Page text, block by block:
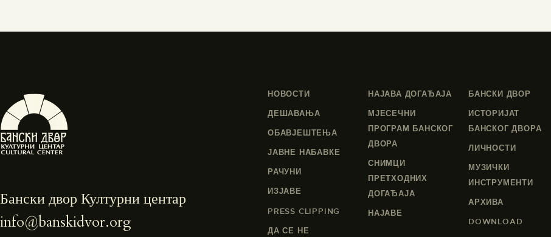
Бански двор Културни центар
info@banskidvor.org
НОВОСТИ
ДЕШАВАЊА
ОБАВЈЕШТЕЊА
ЈАВНЕ НАБАВКЕ
РАЧУНИ
ИЗЈАВЕ
PRESS CLIPPING
ДА СЕ НЕ
НАЈАВА ДОГАЂАЈА
МЈЕСЕЧНИ
ПРОГРАМ БАНСКОГ
ДВОРА
СНИМЦИ
ПРЕТХОДНИХ
ДОГАЂАЈА
НАЈАВЕ
БАНСКИ ДВОР
ИСТОРИЈАТ
БАНСКОГ ДВОРА
ЛИЧНОСТИ
МУЗИЧКИ
ИНСТРУМЕНТИ
АРХИВА
DOWNLOAD